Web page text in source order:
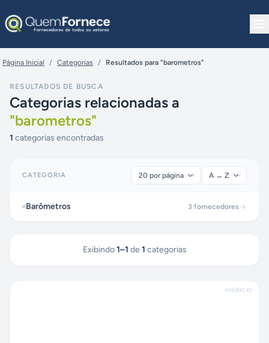
Página Inicial / Categorias / Resultados para "barometros"
RESULTADOS DE BUSCA
Categorias relacionadas a
"barometros"
1 categorias encontradas
CATEGORIA
Barômetros 3 fornecedores
Exibindo 1–1 de 1 categorias
ANÚNCIO